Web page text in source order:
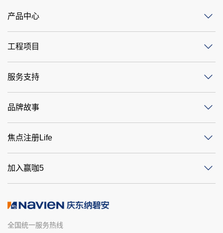
产品中心
工程项目
服务支持
品牌故事
焦点注册Life
加入赢咖5
全国统一服务热线